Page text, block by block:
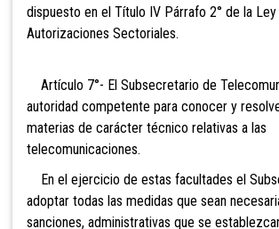
dispuesto en el Título IV Párrafo 2° de la
Autorizaciones Sectoriales.
Artículo 7°- El Subsecretario de
autoridad competente para conocer y
materias de carácter técnico relativas a las
telecomunicaciones.
En el ejercicio de estas facultades el
adoptar todas las medidas que sean
sanciones, administrativas que se